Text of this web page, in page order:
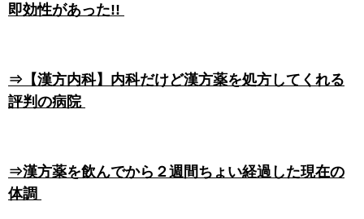
即効性があった!!
⇒【漢方内科】内科だけど漢方薬を処方してくれる
評判の病院
⇒漢方薬を飲んでから２週間ちょい経過した現在の
体調